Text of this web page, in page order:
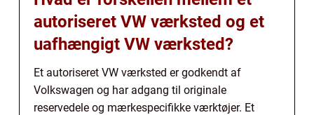
autoriseret VW værksted og et
uafhængigt VW værksted?
Et autoriseret VW værksted er godkendt af
Volkswagen og har adgang til originale
reservedele og mærkespecifikke værktøjer. Et